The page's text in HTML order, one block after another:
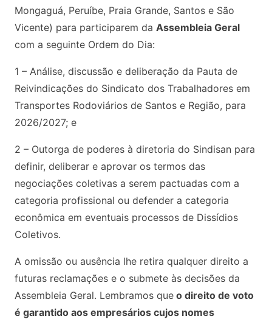
Mongaguá, Peruíbe, Praia Grande, Santos e São
Vicente) para participarem da Assembleia Geral
com a seguinte Ordem do Dia:
1 – Análise, discussão e deliberação da Pauta de
Reivindicações do Sindicato dos Trabalhadores em
Transportes Rodoviários de Santos e Região, para
2026/2027; e
2 – Outorga de poderes à diretoria do Sindisan para
definir, deliberar e aprovar os termos das
negociações coletivas a serem pactuadas com a
categoria profissional ou defender a categoria
econômica em eventuais processos de Dissídios
Coletivos.
A omissão ou ausência lhe retira qualquer direito a
futuras reclamações e o submete às decisões da
Assembleia Geral. Lembramos que o direito de voto
é garantido aos empresários cujos nomes